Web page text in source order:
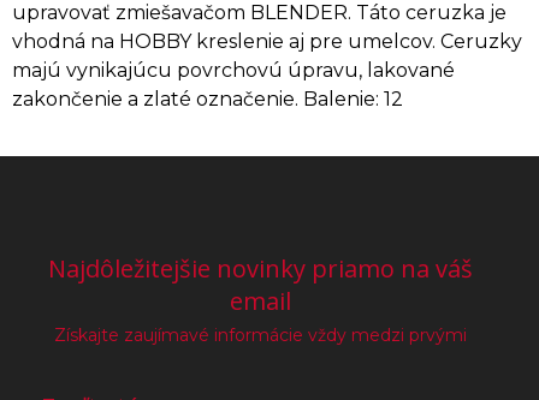
upravovať zmiešavačom BLENDER. Táto ceruzka je
vhodná na HOBBY kreslenie aj pre umelcov. Ceruzky
majú vynikajúcu povrchovú úpravu, lakované
zakončenie a zlaté označenie. Balenie: 12
Najdôležitejšie novinky priamo na váš
email
Získajte zaujímavé informácie vždy medzi prvými